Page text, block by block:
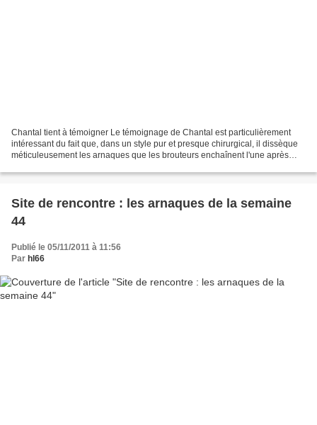
Chantal tient à témoigner Le témoignage de Chantal est particulièrement
intéressant du fait que, dans un style pur et presque chirurgical, il dissèque
méticuleusement les arnaques que les brouteurs enchaînent l'une après
Site de rencontre : les arnaques de la semaine
44
Publié le 05/11/2011 à 11:56
Par hl66